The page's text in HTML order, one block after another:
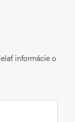
informácie o